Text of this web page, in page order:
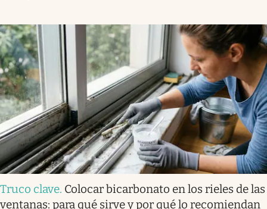
Truco clave. Colocar bicarbonato en los rieles de las
ventanas: para qué sirve y por qué lo recomiendan